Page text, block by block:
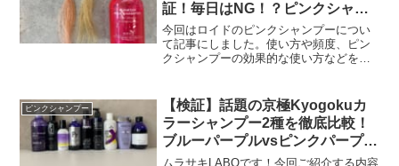
証！毎日はNG！？ピンクシャン
プーの効果的な頻度も。
今回はロイドのピンクシャンプーについ
て記事にしました。使い方や頻度、ピン
クシャンプーの効果的な使い方などをま
ンクも貼っていますので、気になる方は
是非チェックお願い...
ピンクシャンプー
【検証】話題の京極Kyogokuカ
ラーシャンプー2種を徹底比較！
ブルーパープルvsピンクパープル
シャンプー！
ムラサキLABOです！今回ご紹介する内容